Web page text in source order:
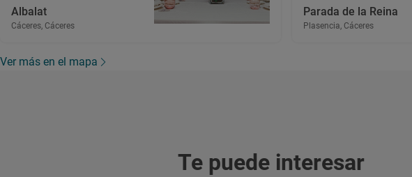
Albalat
Cáceres, Cáceres
Parada de la Reina
Plasencia, Cáceres
Ver más en el mapa
Te puede interesar